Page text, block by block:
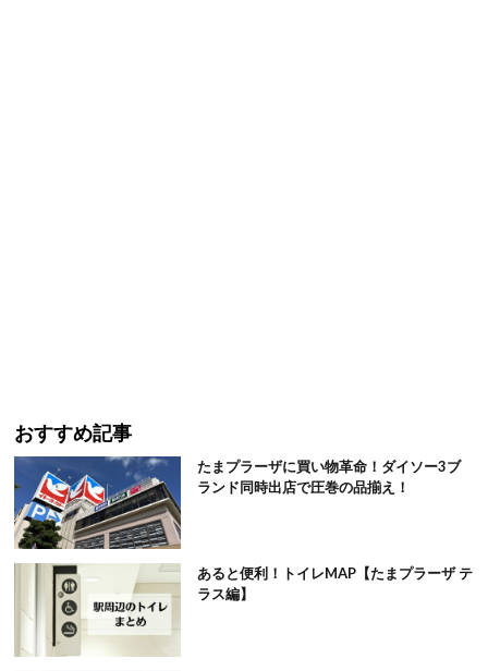
おすすめ記事
たまプラーザに買い物革命！ダイソー3ブ
ランド同時出店で圧巻の品揃え！
あると便利！トイレMAP【たまプラーザ テ
ラス編】